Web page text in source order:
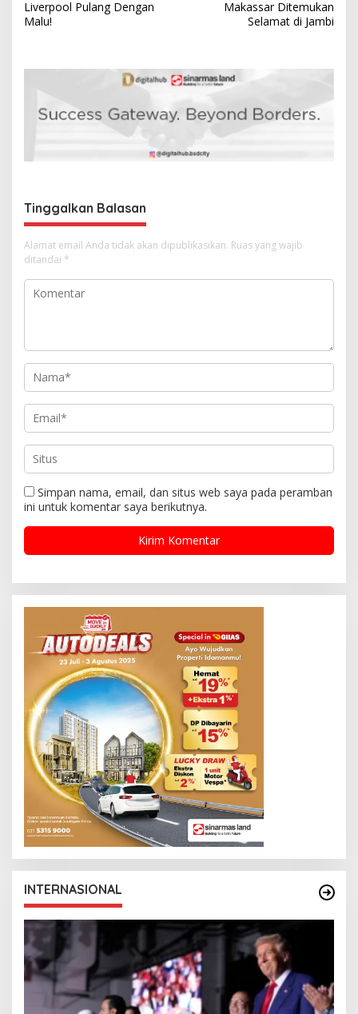
v
i
o
Liverpool Pulang Dengan
Malu!
Makassar Ditemukan
Selamat di Jambi
Tinggalkan Balasan
Alamat email Anda tidak akan dipublikasikan. Ruas yang wajib
ditandai *
Simpan nama, email, dan situs web saya pada peramban
ini untuk komentar saya berikutnya.
INTERNASIONAL